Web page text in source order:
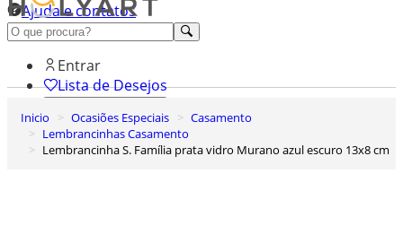
Ajuda e contatos
Conheça premium
Entrar
Lista de Desejos
0
Carrinho de Compras
Inicio Ocasiões Especiais
Casamento
Lembrancinhas Casamento
Lembrancinha S. Família prata vidro Murano azul escuro 13x8 cm